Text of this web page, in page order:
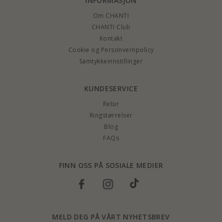
Om CHANTI
CHANTI Club
Kontakt
Cookie og Personvernpolicy
Samtykkeinnstillinger
KUNDESERVICE
Retur
Ringstørrelser
Blog
FAQs
FINN OSS PÅ SOSIALE MEDIER
MELD DEG PÅ VÅRT NYHETSBREV